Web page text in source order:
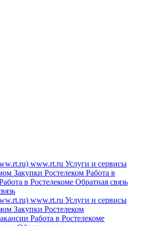
www.rt.ru Услуги и сервисы
Закупки Ростелеком Работа в
в Ростелекоме Обратная связь
www.rt.ru Услуги и сервисы
Закупки Ростелеком
Работа в Ростелекоме